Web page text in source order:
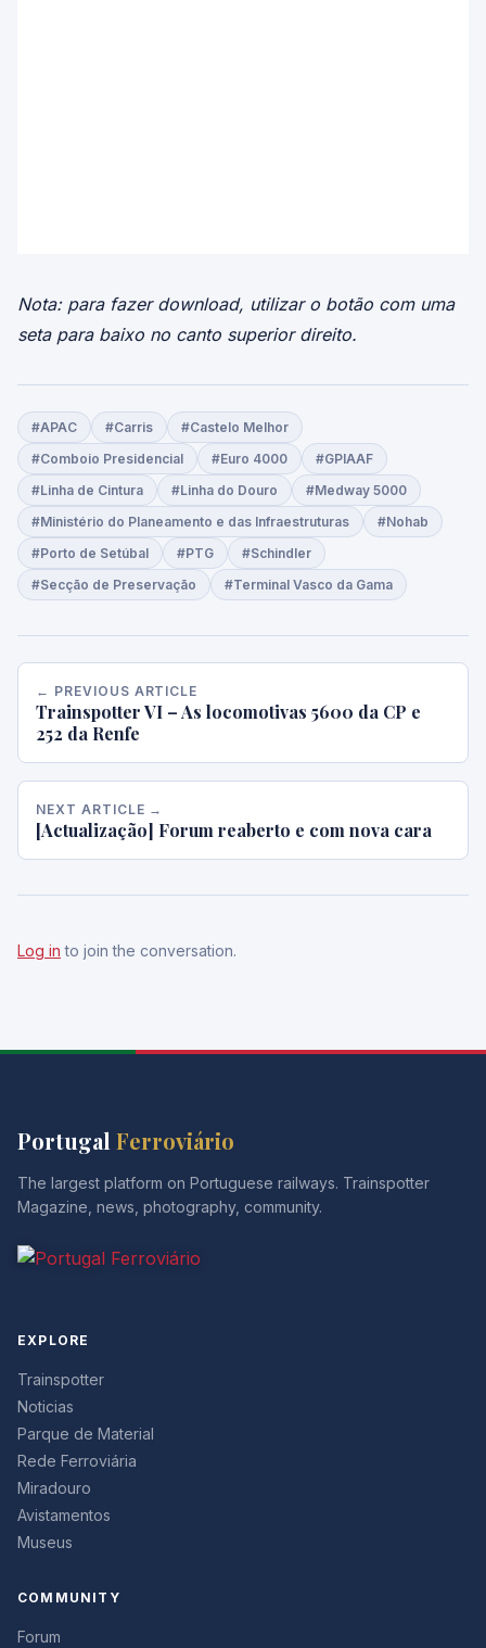
Nota: para fazer download, utilizar o botão com uma
seta para baixo no canto superior direito.
#APAC #Carris
#Castelo Melhor
#Comboio Presidencial
#Euro 4000
#GPIAAF
#Linha de Cintura
#Linha do Douro
#Medway 5000
#Ministério do Planeamento e das Infraestruturas
#Nohab
#Porto de Setúbal
#PTG
#Schindler
#Secção de Preservação
#Terminal Vasco da Gama
← PREVIOUS ARTICLE
Trainspotter VI – As locomotivas 5600 da CP e
252 da Renfe
NEXT ARTICLE →
[Actualização] Forum reaberto e com nova cara
Log in to join the conversation.
Portugal Ferroviário
The largest platform on Portuguese railways. Trainspotter
Magazine, news, photography, community.
EXPLORE
Trainspotter
Noticias
Parque de Material
Rede Ferroviária
Miradouro
Avistamentos
Museus
COMMUNITY
Forum